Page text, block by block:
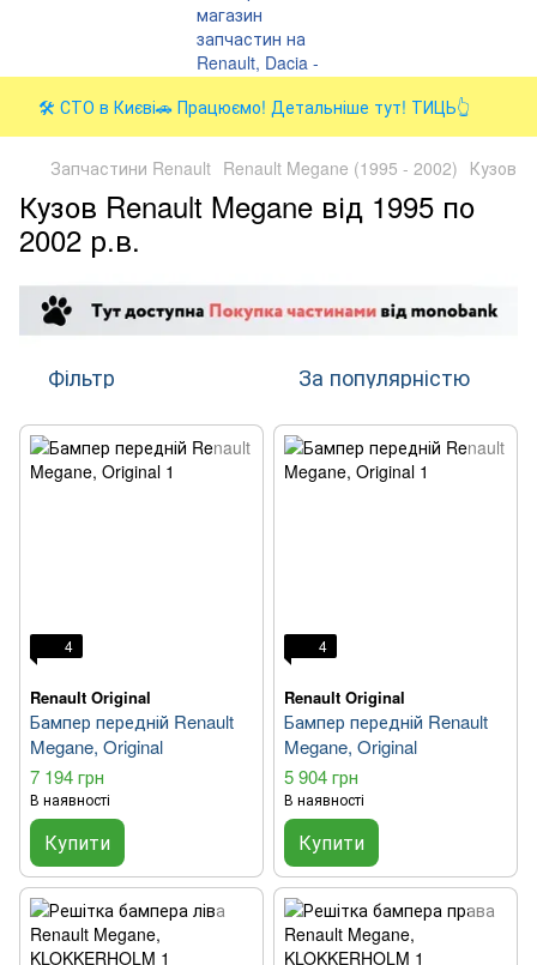
🛠️ СТО в Києві🚗 Працюємо! Детальніше тут! ТИЦЬ👆
Запчастини Renault Renault Megane (1995 - 2002) Кузов
Кузов Renault Megane від 1995 по
2002 р.в.
Фільтр За популярністю
4
Renault Original
Бампер передній Renault
Megane, Original
7 194 грн
В наявності
Купити
4
Renault Original
Бампер передній Renault
Megane, Original
5 904 грн
В наявності
Купити